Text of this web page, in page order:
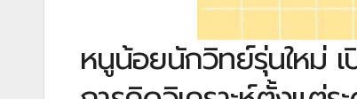
หนูน้อยนักวิทย์รุ่นใหม่ เ